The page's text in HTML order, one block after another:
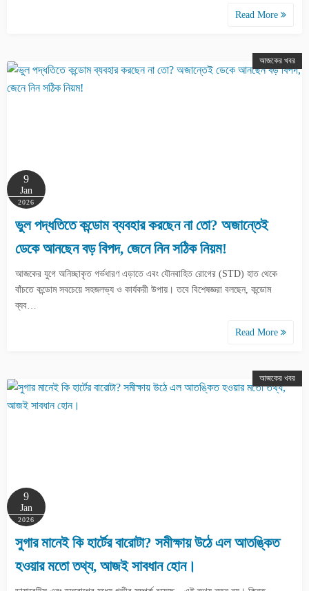
Read More
আজকের খবর
9
Jan
2026
ভুল পদ্ধতিতে কন্ডোম ব্যবহার করছেন না তো? অজান্তেই
ডেকে আনছেন বড় বিপদ, জেনে নিন সঠিক নিয়ম!
আজকের যুগে অনিচ্ছাকৃত গর্ভধারণ এড়াতে এবং যৌনবাহিত রোগের (STD) হাত থেকে
বাঁচতে কন্ডোম সবচেয়ে সহজলভ্য ও কার্যকরী উপায়। তবে বিশেষজ্ঞরা বলছেন, কন্ডোম
ব্যব…
Read More
আজকের খবর
9
Jan
2026
সুগার মানেই কি হার্টের বারোটা? সমীক্ষায় উঠে এল আতঙ্কিত
হওয়ার মতো তথ্য, আজই সাবধান হোন।